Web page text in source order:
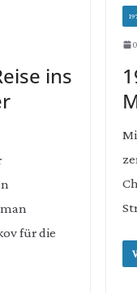
ins
für die